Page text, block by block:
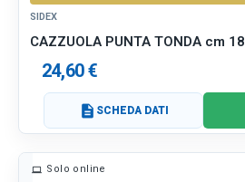
SIDEX
CAZZUOLA PUNTA TONDA cm
24,60 €
description SCHEDA DATI
Solo online